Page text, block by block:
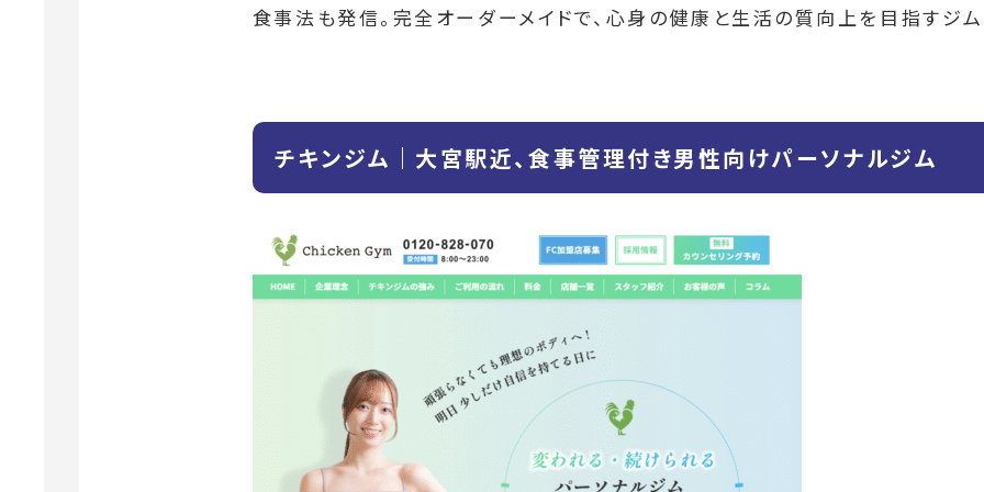
食事法も発信。完全オーダーメイドで、心身の健康と生活の質向上を目指すジム
チキンジム｜大宮駅近、食事管理付き男性向けパーソナルジム